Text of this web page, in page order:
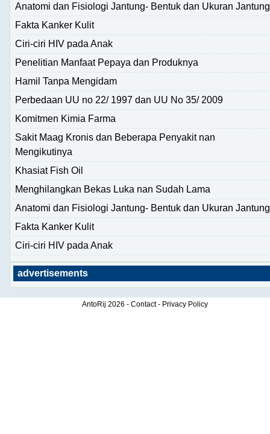
Anatomi dan Fisiologi Jantung- Bentuk dan Ukuran Jantung
Fakta Kanker Kulit
Ciri-ciri HIV pada Anak
Penelitian Manfaat Pepaya dan Produknya
Hamil Tanpa Mengidam
Perbedaan UU no 22/ 1997 dan UU No 35/ 2009
Komitmen Kimia Farma
Sakit Maag Kronis dan Beberapa Penyakit nan
Mengikutinya
Khasiat Fish Oil
Menghilangkan Bekas Luka nan Sudah Lama
Anatomi dan Fisiologi Jantung- Bentuk dan Ukuran Jantung
Fakta Kanker Kulit
Ciri-ciri HIV pada Anak
advertisements
AntoRij 2026 - Contact- Privacy Policy